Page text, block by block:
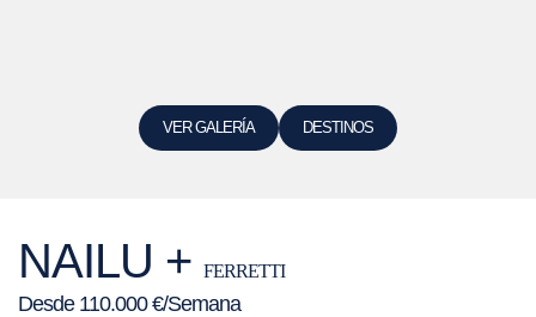
VER GALERÍA DESTINOS
NAILU + FERRETTI
Desde 110.000 €/Semana